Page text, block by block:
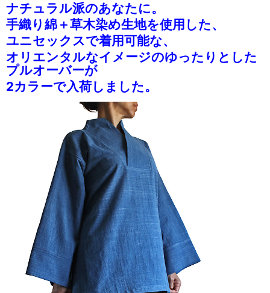
ナチュラル派のあなたに。
手織り綿＋草木染め生地を使用した、
ユニセックスで着用可能な、
オリエンタルなイメージのゆったりとした
プルオーバーが
2カラーで入荷しました。